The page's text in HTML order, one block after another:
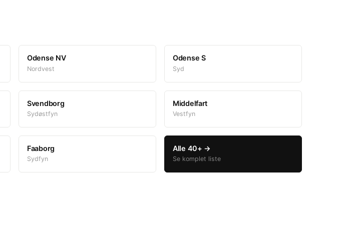
Odense NV
Nordvest
Odense S
Syd
Svendborg
Sydøstfyn
Middelfart
Vestfyn
Faaborg
Sydfyn
Alle 40+ →
Se komplet liste